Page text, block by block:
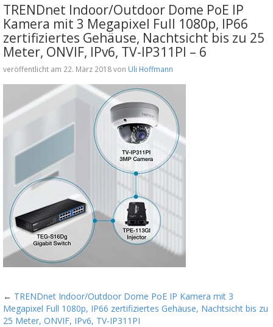
TRENDnet Indoor/Outdoor Dome PoE IP
Kamera mit 3 Megapixel Full 1080p, IP66
zertifiziertes Gehäuse, Nachtsicht bis zu 25
Meter, ONVIF, IPv6, TV-IP311PI – 6
veröffentlicht am 22. März 2018 von Uli Hoffmann
← TRENDnet Indoor/Outdoor Dome PoE IP Kamera mit 3
Megapixel Full 1080p, IP66 zertifiziertes Gehäuse, Nachtsicht bis zu
25 Meter, ONVIF, IPv6, TV-IP311PI